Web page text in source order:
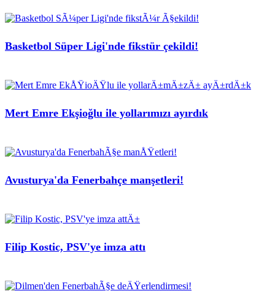
Basketbol Süper Ligi'nde fikstür çekildi!
Mert Emre Ekşioğlu ile yollarımızı ayırdık
Avusturya'da Fenerbahçe manşetleri!
Filip Kostic, PSV'ye imza attı